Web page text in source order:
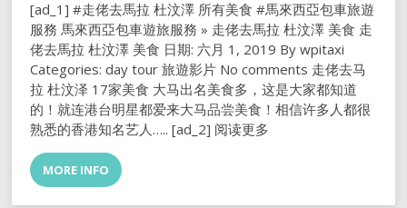
[ad_1] #走佬去馬拉 杜汶澤 所有美食 #馬來西亞包車旅遊
服務 馬來西亞包車遊旅服務 » 走佬去馬拉 杜汶澤 美食 走
佬去馬拉 杜汶澤 美食 日期: 六月 1, 2019 By wpitaxi
Categories: day tour 旅遊影片 No comments 走佬去马
拉 杜汶泽 17家美食 大马出名美食多，这是大家都知道
的！就连港台明星都爱来大马品尝美食！相信许多人都很
熟悉的香港知名艺人….. [ad_2] 阅读更多
MORE INFO